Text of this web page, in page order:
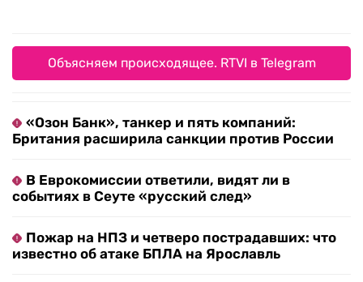
Объясняем происходящее. RTVI в Telegram
«Озон Банк», танкер и пять компаний:
Британия расширила санкции против России
В Еврокомиссии ответили, видят ли в
событиях в Сеуте «русский след»
Пожар на НПЗ и четверо пострадавших: что
известно об атаке БПЛА на Ярославль